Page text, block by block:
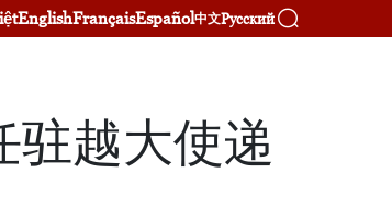
EnglishFrançaisEspañol中文Русский
驻越大使递